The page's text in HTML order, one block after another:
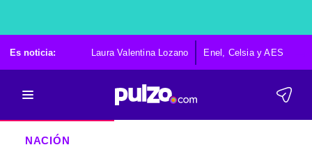
Es noticia: Laura Valentina Lozano Enel, Celsia y AES
NACIÓN